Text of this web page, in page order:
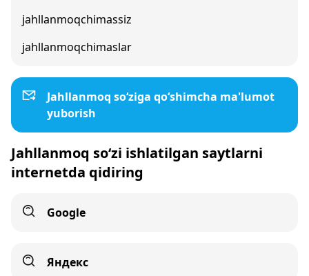
jahllanmoqchimassiz
jahllanmoqchimaslar
Jahllanmoq so‘ziga qo‘shimcha ma'lumot
yuborish
Jahllanmoq so‘zi ishlatilgan saytlarni
internetda qidiring
Google
Яндекс